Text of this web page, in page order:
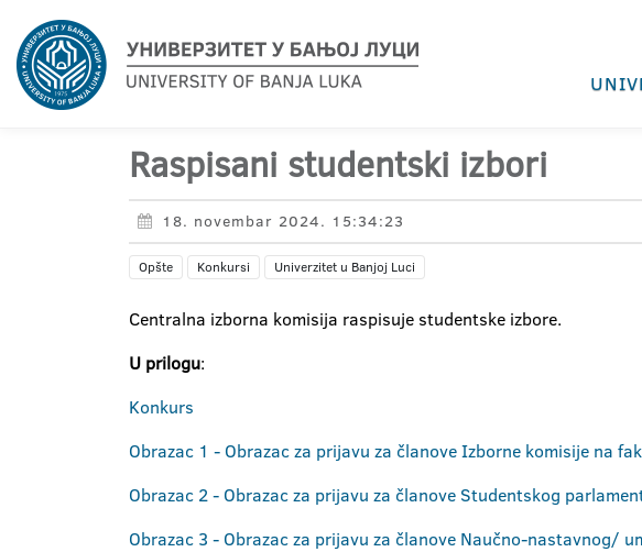
Raspisani studentski izbori
18. novembar 2024. 15:34:23
Opšte Konkursi Univerzitet u Banjoj Luci
Centralna izborna komisija raspisuje studentske izbore.
U prilogu:
Konkurs
Obrazac 1 - Obrazac za prijavu za članove Izborne komisije na
Obrazac 2 - Obrazac za prijavu za članove Studentskog
Obrazac 3 - Obrazac za prijavu za članove Naučno-nastavnog/